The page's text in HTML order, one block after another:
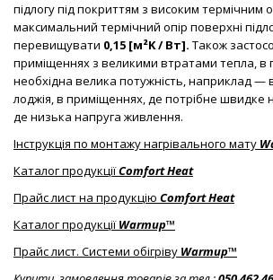
підлогу під покриттям з високим термічним
максимальний термічний опір поверхні
перевищувати 0,15 [м²K / Вт]. Також
приміщеннях з великими втратами тепла, в
необхідна велика потужність, наприклад —
лоджія, в приміщеннях, де потрібне швидке
де низька напруга живлення.
Інструкція по монтажу нагрівального мату
Каталог продукціїComfort Heat
Прайс лист на продукцію Comfort Heat
Каталог продукціїWarmup™
Прайс лист. Системи обігріву Warmup™